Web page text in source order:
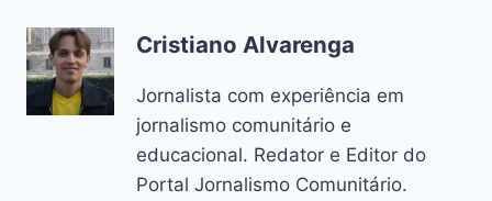
Cristiano Alvarenga
Jornalista com experiência em
jornalismo comunitário e
educacional. Redator e Editor do
Portal Jornalismo Comunitário.